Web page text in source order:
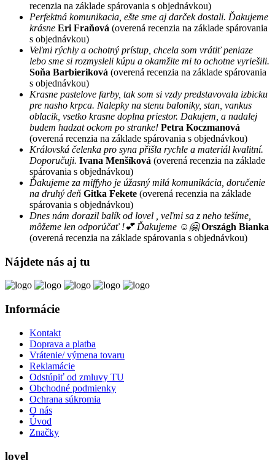
recenzia na základe spárovania s objednávkou)
Perfektná komunikacia, ešte sme aj darček dostali. Ďakujeme
krásne Eri Fraňová (overená recenzia na základe spárovania
s objednávkou)
Veľmi rýchly a ochotný prístup, chcela som vrátiť peniaze
lebo sme si rozmysleli kúpu a okamžite mi to ochotne vyriešili.
Soňa Barbieriková (overená recenzia na základe spárovania
s objednávkou)
Krasne pastelove farby, tak som si vzdy predstavovala izbicku
pre nasho krpca. Nalepky na stenu baloniky, stan, vankus
oblacik, vsetko krasne doplna priestor. Dakujem, a nadalej
budem hadzat ockom po stranke! Petra Koczmanová
(overená recenzia na základe spárovania s objednávkou)
Královská čelenka pro syna přišla rychle a materiál kvalitní.
Doporučuji. Ivana Menšíková (overená recenzia na základe
spárovania s objednávkou)
Ďakujeme za miffyho je úžasný milá komunikácia, doručenie
na druhý deň Gitka Fekete (overená recenzia na základe
spárovania s objednávkou)
Dnes nám dorazil balík od lovel , veľmi sa z neho tešíme,
môžeme len odporúčať !💕 Ďakujeme ☺️🤗 Országh Bianka
(overená recenzia na základe spárovania s objednávkou)
Nájdete nás aj tu
Informácie
Kontakt
Doprava a platba
Vrátenie/ výmena tovaru
Reklamácie
Odstúpiť od zmluvy TU
Obchodné podmienky
Ochrana súkromia
O nás
Úvod
Značky
lovel